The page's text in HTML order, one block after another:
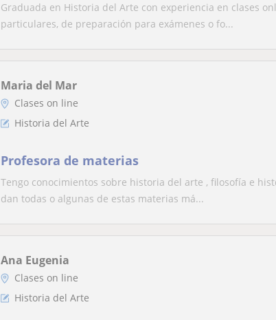
Graduada en Historia del Arte con experiencia en clases
particulares, de preparación para exámenes o fo...
Maria del Mar
Clases on line
Historia del Arte
Profesora de materias
Tengo conocimientos sobre historia del arte , filosofía e
dan todas o algunas de estas materias má...
Ana Eugenia
Clases on line
Historia del Arte